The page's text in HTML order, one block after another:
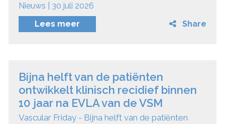
Nieuws | 30 juli 2026
Lees meer
Share
Bijna helft van de patiënten
ontwikkelt klinisch recidief binnen
10 jaar na EVLA van de VSM
Vascular Friday - Bijna helft van de patiënten